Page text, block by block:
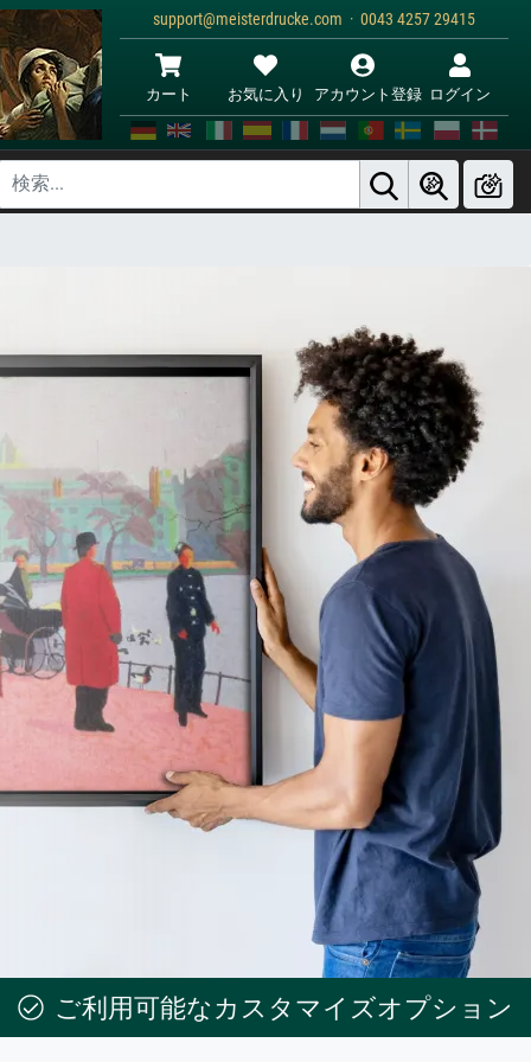
support@meisterdrucke.com · 0043 4257 29415
カート お気に入り アカウント登録 ログイン
ご利用可能なカスタマイズオプション